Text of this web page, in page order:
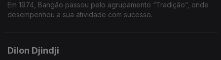
Em 1974, Bangão passou pelo agrupamento “Tradição”, onde
desempenhou a sua atividade com sucesso.
Dilon Djindji